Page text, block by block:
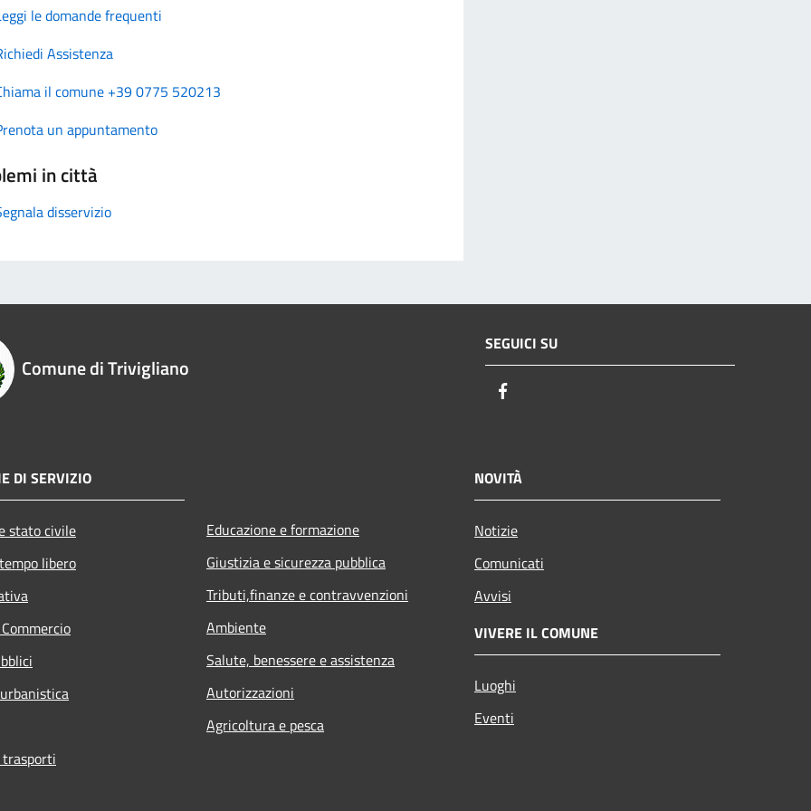
le domande frequenti
Assistenza
il comune +39 0775 520213
un appuntamento
in città
disservizio
Comune di Trivigliano
SEGUICI SU
DI SERVIZIO
stato civile
libero
Educazione e formazione
Giustizia e sicurezza pubblica
Tributi,finanze e contravvenzioni
Ambiente
Salute, benessere e assistenza
Autorizzazioni
Agricoltura e pesca
NOVITÀ
Notizie
Comunicati
Avvisi
VIVERE IL COMUNE
Luoghi
Eventi